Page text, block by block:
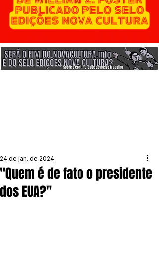
"Quem é de fato o presidente
dos EUA?"
24 de jan. de 2024